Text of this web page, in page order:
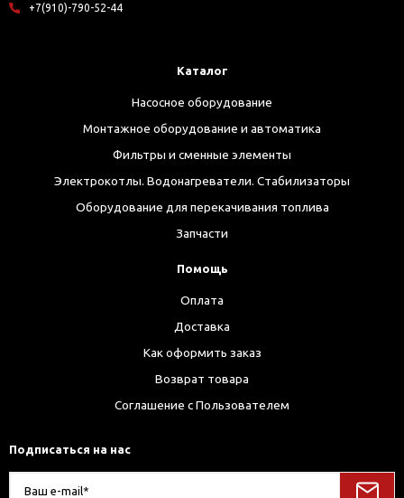
+7(910)-790-52-44
Каталог
Насосное оборудование
Монтажное оборудование и автоматика
Фильтры и сменные элементы
Электрокотлы. Водонагреватели. Стабилизаторы
Оборудование для перекачивания топлива
Запчасти
Помощь
Оплата
Доставка
Как оформить заказ
Возврат товара
Соглашение с Пользователем
Подписаться на нас